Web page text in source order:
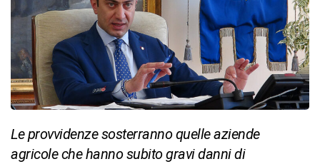
Le provvidenze sosterranno quelle aziende
agricole che hanno subito gravi danni di